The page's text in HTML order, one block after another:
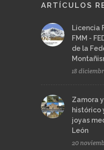
ARTÍCULOS
Licencia
FMM -
de la
18
Zamora
histórico
joyas
León
20